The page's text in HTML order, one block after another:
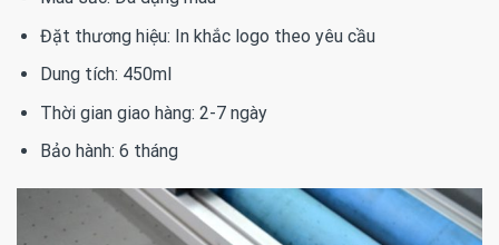
Đặt thương hiệu: In khắc logo theo yêu cầu
Dung tích: 450ml
Thời gian giao hàng: 2-7 ngày
Bảo hành: 6 tháng